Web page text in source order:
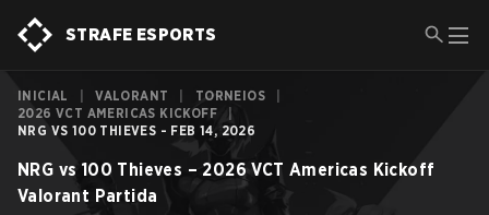
STRAFE ESPORTS
INICIAL VALORANT TORNEIOS
2026 VCT AMERICAS KICKOFF
NRG VS 100 THIEVES - FEB 14, 2026
NRG vs 100 Thieves – 2026 VCT Americas Kickoff
Valorant Partida